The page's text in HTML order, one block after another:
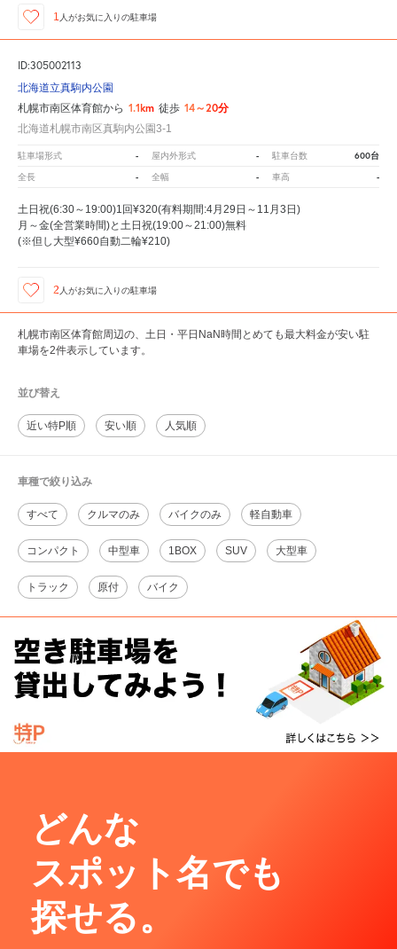
1 人がお気に入りの駐車場
ID:305002113
北海道立真駒内公園
札幌市南区体育館から 1.1km 徒歩 14～20分
北海道札幌市南区真駒内公園3-1
駐車場形式 - 屋内外形式 - 駐車台数 600台
全長 - 全幅 - 車高 -
土日祝(6:30～19:00)1回¥320(有料期間:4月29日～11月3日)
月～金(全営業時間)と土日祝(19:00～21:00)無料
(※但し大型¥660自動二輪¥210)
2 人がお気に入りの駐車場
札幌市南区体育館周辺の、土日・平日NaN時間とめても最大料金が安い駐
車場を2件表示しています。
並び替え
近い特P順 安い順 人気順
車種で絞り込み
すべて クルマのみ バイクのみ 軽自動車
コンパクト 中型車 1BOX SUV 大型車
トラック 原付 バイク
どんな
スポット名でも
探せる。